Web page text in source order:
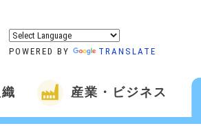
POWERED BY TRANSLATE
産業・ビジネス